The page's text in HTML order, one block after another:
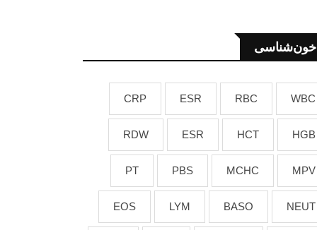
خون‌شناسی
WBC
RBC
ESR
CRP
HGB
HCT
ESR
RDW
MPV
MCHC
PBS
PT
NEUT
BASO
LYM
EOS